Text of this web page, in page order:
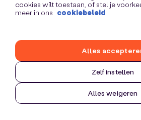
cookies wilt toestaan, of stel je
meer in ons cookiebeleid
Zelf instellen
Alles weigeren
Alles